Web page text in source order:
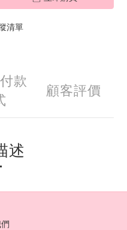
清單
款
顧客評價
述